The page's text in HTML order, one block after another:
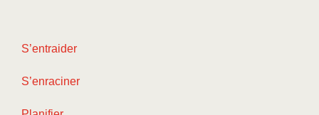
S’entraider
S’enraciner